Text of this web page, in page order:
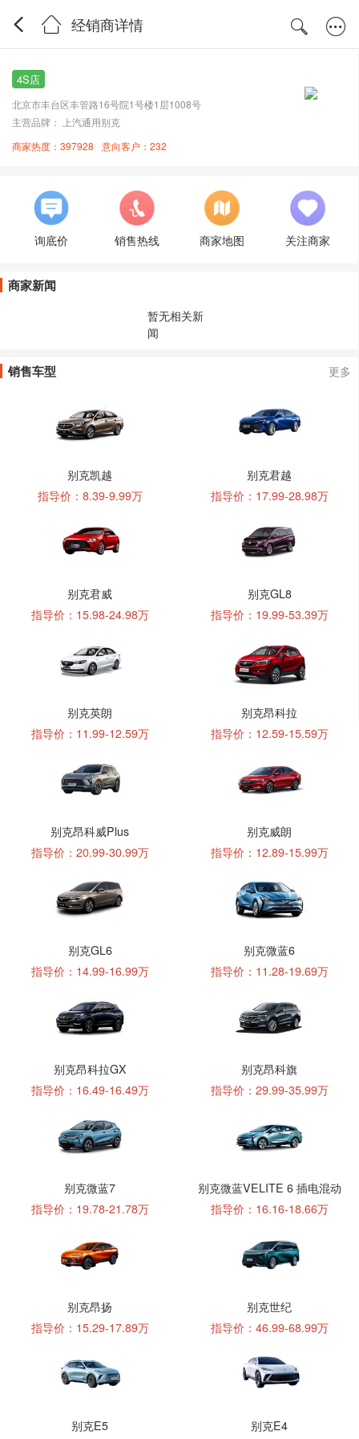
经销商详情
4S店
北京市丰台区丰管路16号院1号楼1层1008号
主营品牌： 上汽通用别克
商家热度：397928
意向客户：232
询底价 销售热线 商家地图 关注商家
商家新闻
暂无相关新
闻
销售车型 更多
别克凯越
指导价：8.39-9.99万
别克君越
指导价：17.99-28.98万
别克君威
指导价：15.98-24.98万
别克GL8
指导价：19.99-53.39万
别克英朗
指导价：11.99-12.59万
别克昂科拉
指导价：12.59-15.59万
别克昂科威Plus
指导价：20.99-30.99万
别克威朗
指导价：12.89-15.99万
别克GL6
指导价：14.99-16.99万
别克微蓝6
指导价：11.28-19.69万
别克昂科拉GX
指导价：16.49-16.49万
别克昂科旗
指导价：29.99-35.99万
别克微蓝7
指导价：19.78-21.78万
别克微蓝VELITE 6 插电混动
指导价：16.16-18.66万
别克昂扬
指导价：15.29-17.89万
别克世纪
指导价：46.99-68.99万
别克E5
别克E4